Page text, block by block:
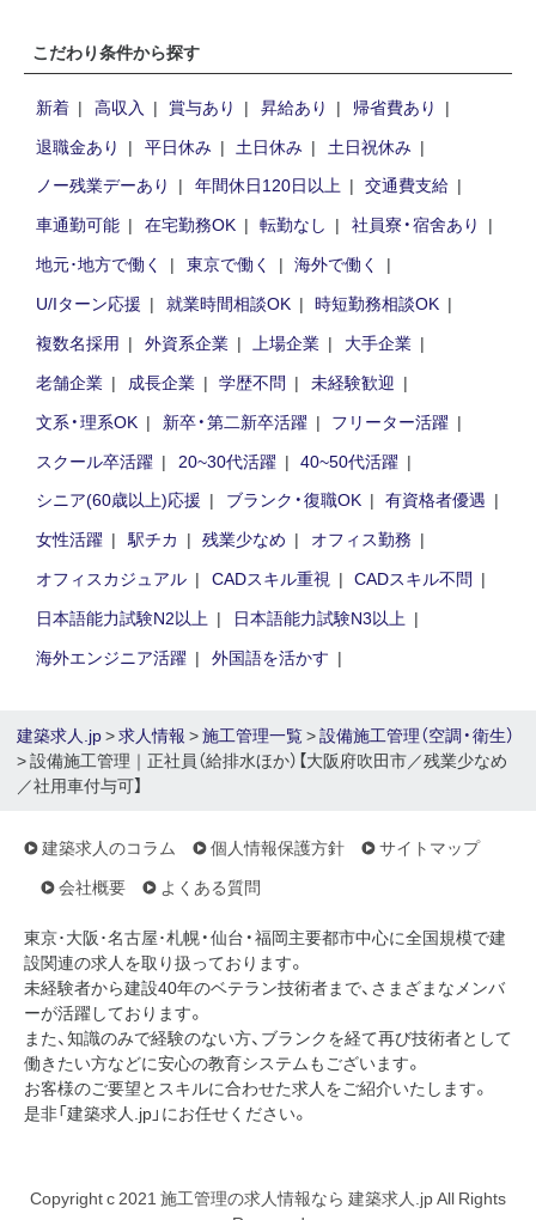
こだわり条件から探す
新着 高収入 賞与あり 昇給あり
帰省費あり
退職金あり
平日休み 土日休み
土日祝休み
ノー残業デーあり
年間休日120日以上
交通費支給
車通勤可能
在宅勤務OK 転勤なし
社員寮・宿舍あり
地元･地方で働く
東京で働く
海外で働く
U/Iターン応援
就業時間相談OK
時短勤務相談OK
複数名採用
外資系企業 上場企業
大手企業
老舗企業
成長企業 学歴不問
未経験歓迎
文系・理系OK
新卒・第二新卒活躍
フリーター活躍
スクール卒活躍
20~30代活躍
40~50代活躍
シニア(60歳以上)応援
ブランク・復職OK
有資格者優遇
女性活躍
駅チカ 残業少なめ
オフィス勤務
オフィスカジュアル
CADスキル重視
CADスキル不問
日本語能力試験N2以上
日本語能力試験N3以上
海外エンジニア活躍
外国語を活かす
建築求人.jp>求人情報 >施工管理一覧>設備施工管理（空調・衛生）
> 設備施工管理｜正社員（給排水ほか）【大阪府吹田市／残業少なめ
／社用車付与可】
建築求人のコラム 個人情報保護方針
サイトマップ
会社概要
よくある質問
東京･大阪･名古屋･札幌・仙台・福岡主要都市中心に全国規模で建
設関連の求人を取り扱っております。
未経験者から建設40年のベテラン技術者まで、さまざまなメンバ
ーが活躍しております。
また、知識のみで経験のない方、ブランクを経て再び技術者として
働きたい方などに安心の教育システムもございます。
お客様のご要望とスキルに合わせた求人をご紹介いたします。
是非「建築求人.jp」にお任せください。
Copyright c 2021 施工管理の求人情報なら 建築求人.jp All Rights